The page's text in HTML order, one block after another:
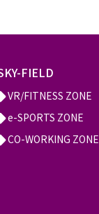
FIELD
VR/FITNESS ZONE
e-SPORTS ZONE
CO-WORKING ZONE